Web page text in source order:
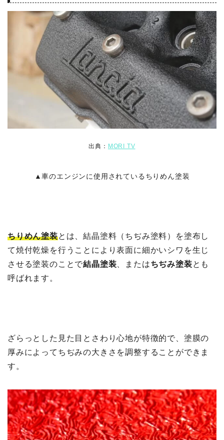
出典： MORI TV
▲車のエンジンに使用されているちりめん塗装
ちりめん塗装とは、結晶塗料（ちぢみ塗料）を塗布し
て焼付乾燥を行うことにより表面に細かいシワを生じ
させる塗装のことで結晶塗装 、またはちぢみ塗装とも
呼ばれます。
ざらっとした見た目とさわり心地が特徴的で、塗膜の
厚みによってちぢみの大きさを調整することができま
す。